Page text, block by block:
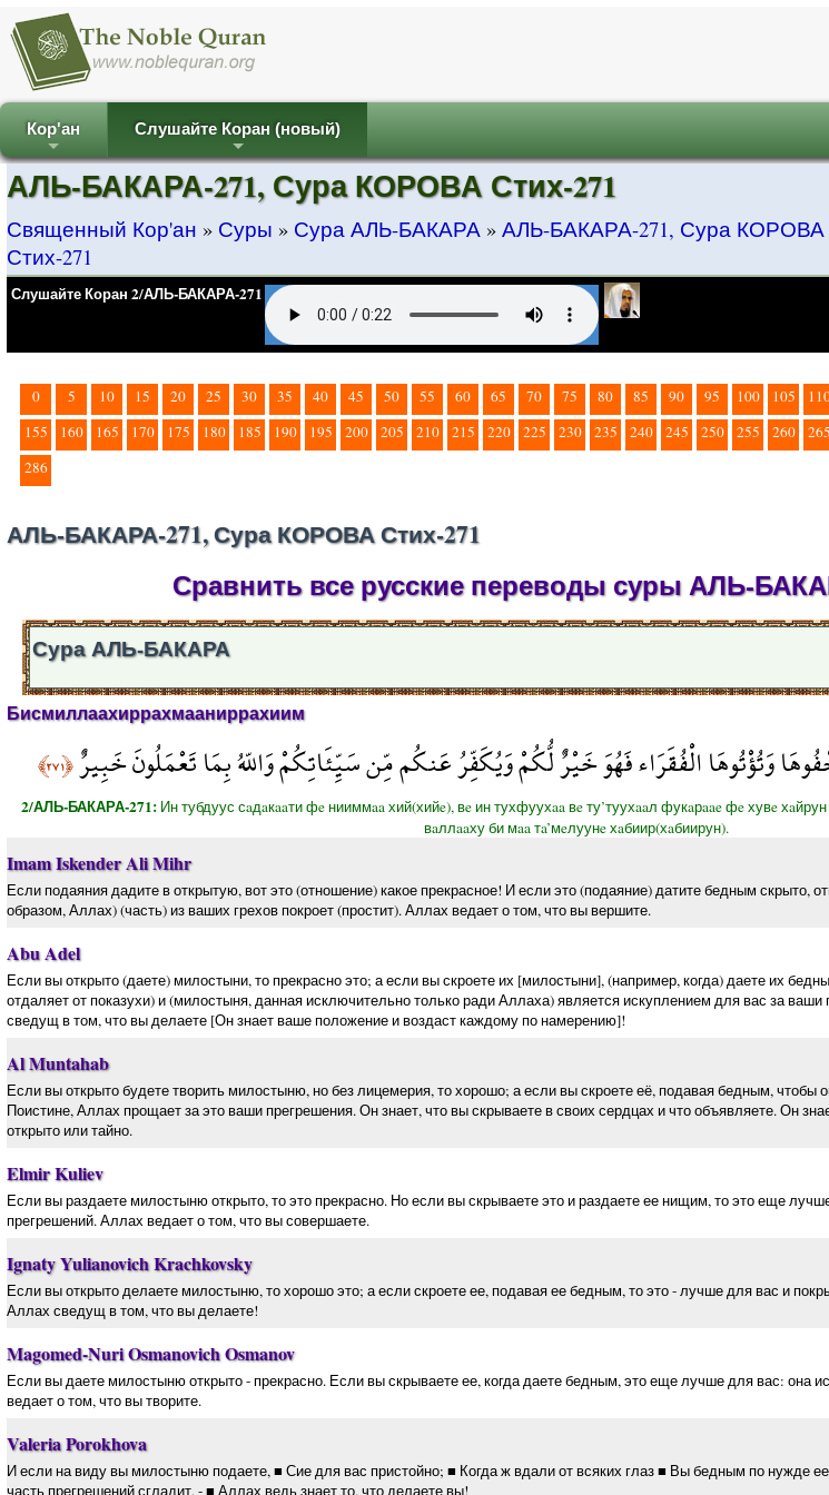
+
Кор'ан
+
Слушайте Коран (новый)
АЛЬ-БАКАРА-271, Сура КОРОВА Стих-271
Священный Кор'ан » Суры » Сура АЛЬ-БАКАРА » АЛЬ-БАКАРА-271, Сура КОРОВА
Стих-271
Слушайте Коран 2/АЛЬ-БАКАРА-271
0 5 10 15 20 25 30 35 40 45 50 55 60 65 70 75 80 85 90 95 100 105
155
160 165 170 175 180 185 190 195 200 205 210 215 220 225 230 235 240 245 250 255 260 265
286
АЛЬ-БАКАРА-271, Сура КОРОВА Стих-271
Сравнить все русские переводы суры АЛЬ-
Сура АЛЬ-БАКАРА
Бисмиллаахиррахмааниррахиим
وَتُؤْتُوهَا الْفُقَرَاء فَهُوَ خَيْرٌ لُّكُمْ وَيُكَفِّرُ عَنكُم مِّن سَيِّئَاتِكُمْ وَاللّهُ بِمَا تَعْمَلُونَ خَبِيرٌ﴿٢٧١﴾
2/АЛЬ-БАКАРА-271: Ин тубдуус сaдaкaaти фe нииммaa хий(хийe), вe ин тухфуухaa вe ту’туухaaл фукaрaae фe хувe
вaллaaху би мaa тa’мeлуунe хaбиир(хaбиирун).
Imam Iskender Ali Mihr
Если подаяния дадите в открытую, вот это (отношение) какое прекрасное! И если это (подаяние) датите бедным скрыто,
образом, Аллах) (часть) из ваших грехов покроет (простит). Аллах ведает о том, что вы вершите.
Abu Adel
Если вы открыто (даете) милостыни, то прекрасно это; а если вы скроете их [милостыни], (например, когда) даете их
отдаляет от показухи) и (милостыня, данная исключительно только ради Аллаха) является искуплением для вас за
сведущ в том, что вы делаете [Он знает ваше положение и воздаст каждому по намерению]!
Al Muntahab
Если вы открыто будете творить милостыню, но без лицемерия, то хорошо; а если вы скроете её, подавая бедным, чтобы
Поистине, Аллах прощает за это ваши прегрешения. Он знает, что вы скрываете в своих сердцах и что объявляете. Он
открыто или тайно.
Elmir Kuliev
Если вы раздаете милостыню открыто, то это прекрасно. Но если вы скрываете это и раздаете ее нищим, то это еще
прегрешений. Аллах ведает о том, что вы совершаете.
Ignaty Yulianovich Krachkovsky
Если вы открыто делаете милостыню, то хорошо это; а если скроете ее, подавая ее бедным, то это - лучше для вас и
Аллах сведущ в том, что вы делаете!
Magomed-Nuri Osmanovich Osmanov
Если вы даете милостыню открыто - прекрасно. Если вы скрываете ее, когда даете бедным, это еще лучше для вас: она
ведает о том, что вы творите.
Valeria Porokhova
И если на виду вы милостыню подаете, ■ Сие для вас пристойно; ■ Когда ж вдали от всяких глаз ■ Вы бедным по нужде
часть прегрешений сгладит, - ■ Аллах ведь знает то, что делаете вы!